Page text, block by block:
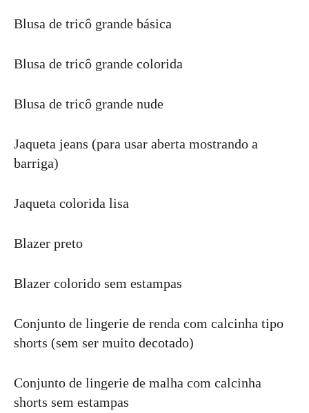
Blusa de tricô grande básica
Blusa de tricô grande colorida
Blusa de tricô grande nude
Jaqueta jeans (para usar aberta mostrando a
barriga)
Jaqueta colorida lisa
Blazer preto
Blazer colorido sem estampas
Conjunto de lingerie de renda com calcinha tipo
shorts (sem ser muito decotado)
Conjunto de lingerie de malha com calcinha
shorts sem estampas